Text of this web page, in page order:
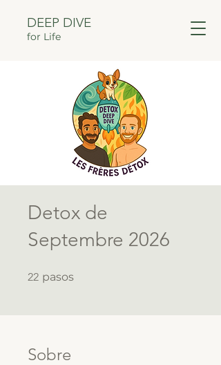
DEEP DIVE
for Life
Detox de
Septembre 2026
22 pasos
Sobre